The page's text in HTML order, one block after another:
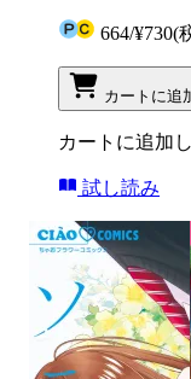
664/¥730(
カートに追
カートに追加
試し読み